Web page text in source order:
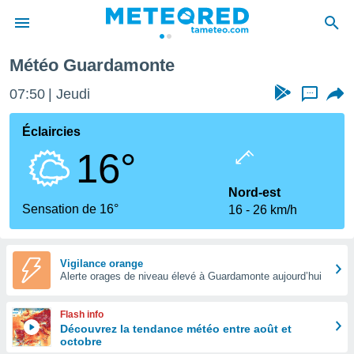
de
Météo Guardamonte
07:50 Jeudi ...
Éclaircies
16°
Sensation de 16°
Nord-est
16
26 km/h
Vigilance orange
Alerte orages de niveau élevé à Guardamonte aujourd’hui
Flash info
Découvrez la tendance météo entre août et
octobre